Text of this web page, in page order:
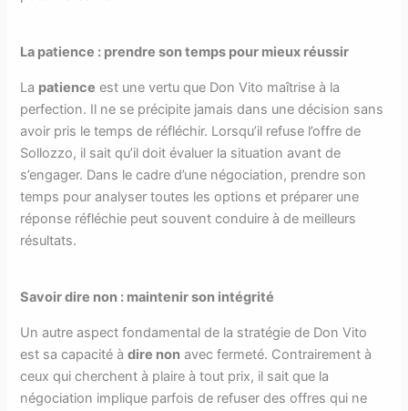
La patience : prendre son temps pour mieux réussir
La patience est une vertu que Don Vito maîtrise à la
perfection. Il ne se précipite jamais dans une décision sans
avoir pris le temps de réfléchir. Lorsqu’il refuse l’offre de
Sollozzo, il sait qu’il doit évaluer la situation avant de
s’engager. Dans le cadre d’une négociation, prendre son
temps pour analyser toutes les options et préparer une
réponse réfléchie peut souvent conduire à de meilleurs
résultats.
Savoir dire non : maintenir son intégrité
Un autre aspect fondamental de la stratégie de Don Vito
est sa capacité àdire non avec fermeté. Contrairement à
ceux qui cherchent à plaire à tout prix, il sait que la
négociation implique parfois de refuser des offres qui ne